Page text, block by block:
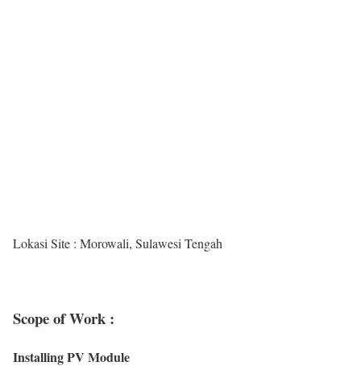
Lokasi Site : Morowali, Sulawesi Tengah
Scope of Work :
Installing PV Module